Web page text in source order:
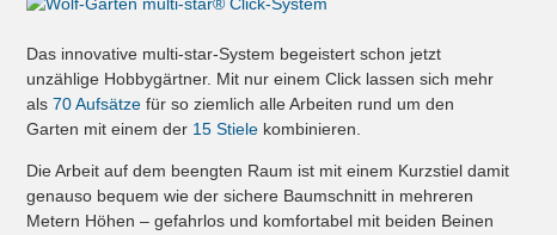
Das innovative multi-star-System begeistert schon jetzt
unzählige Hobbygärtner. Mit nur einem Click lassen sich mehr
als 70 Aufsätzefür so ziemlich alle Arbeiten rund um den
Garten mit einem der 15 Stielekombinieren.
Die Arbeit auf dem beengten Raum ist mit einem Kurzstiel damit
genauso bequem wie der sichere Baumschnitt in mehreren
Metern Höhen – gefahrlos und komfortabel mit beiden Beinen